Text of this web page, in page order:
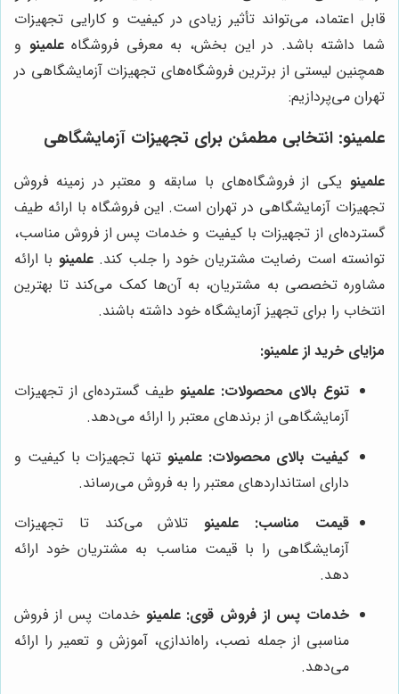
قابل اعتماد، می‌تواند تأثیر زیادی در کیفیت و کارایی تجهیزات
شما داشته باشد. در این بخش، به معرفی فروشگاهعلمینو و
همچنین لیستی از برترین فروشگاه‌های تجهیزات آزمایشگاهی در
تهران می‌پردازیم:
علمینو: انتخابی مطمئن برای تجهیزات آزمایشگاهی
علمینو یکی از فروشگاه‌های با سابقه و معتبر در زمینه فروش
تجهیزات آزمایشگاهی در تهران است. این فروشگاه با ارائه طیف
گسترده‌ای از تجهیزات با کیفیت و خدمات پس از فروش مناسب،
توانسته است رضایت مشتریان خود را جلب کند.علمینو با ارائه
مشاوره تخصصی به مشتریان، به آن‌ها کمک می‌کند تا بهترین
انتخاب را برای تجهیز آزمایشگاه خود داشته باشند.
مزایای خرید از علمینو:
تنوع بالای محصولات: علمینو طیف گسترده‌ای از تجهیزات
آزمایشگاهی از برندهای معتبر را ارائه می‌دهد.
کیفیت بالای محصولات: علمینو تنها تجهیزات با کیفیت و
دارای استانداردهای معتبر را به فروش می‌رساند.
قیمت مناسب:
علمینو تلاش می‌کند تا تجهیزات
آزمایشگاهی را با قیمت مناسب به مشتریان خود ارائه
دهد.
خدمات پس از فروش قوی: علمینو خدمات پس از فروش
مناسبی از جمله نصب، راه‌اندازی، آموزش و تعمیر را ارائه
می‌دهد.